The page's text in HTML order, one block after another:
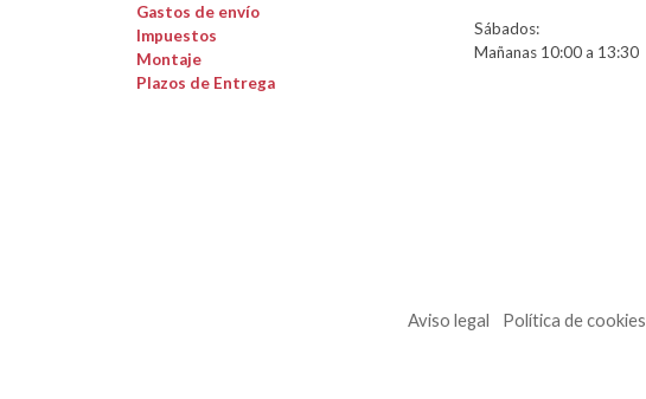
Gastos de envío
Impuestos
Montaje
Plazos de Entrega
Sábados:
Mañanas 10:00 a 13:30
Aviso legal Política de cookies